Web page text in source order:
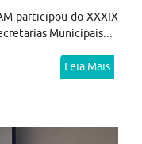
participou do XXXIX
Municipais...
Leia Mais